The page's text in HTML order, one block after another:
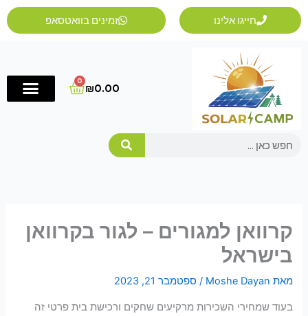
דילוג
לתוכן
חייגו אלינו זמינים בוואטסאפ
₪0.00
0
Cart
Search
קרוואן למגורים – לגור בקרוואן
בישראל
מאת Moshe Dayan
/ ספטמבר 21, 2023
בעוד שמחירי השכירות מרקיעים שחקים ורכישת בית פרטי זה